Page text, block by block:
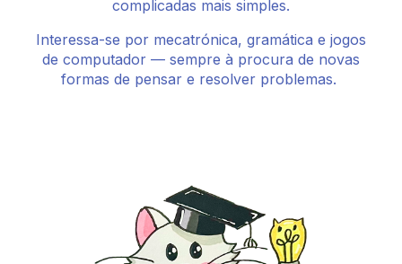
complicadas mais simples.
Interessa-se por mecatrónica, gramática e jogos
de computador — sempre à procura de novas
formas de pensar e resolver problemas.